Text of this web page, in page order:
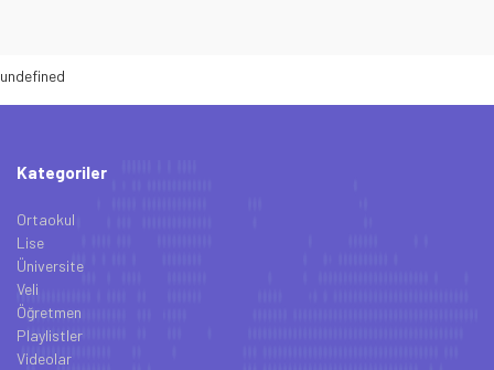
undefined
Kategoriler
Ortaokul
Lise
Üniversite
Veli
Öğretmen
Playlistler
Videolar